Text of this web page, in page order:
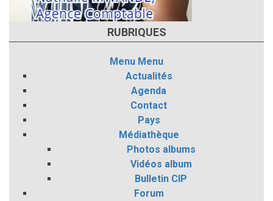
RUBRIQUES
Menu Menu
Actualités
Agenda
Contact
Pays
Médiathèque
Photos albums
Vidéos album
Bulletin CIP
Forum